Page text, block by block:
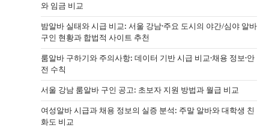
와 임금 비교
밤알바 실태와 시급 비교: 서울 강남·주요 도시의 야간/심야 알바
구인 현황과 합법적 사이트 추천
룸알바 구하기와 주의사항: 데이터 기반 시급 비교·채용 정보·안
전 수칙
서울 강남 룸알바 구인 공고: 초보자 지원 방법과 월급 비교
여성알바 시급과 채용 정보의 실증 분석: 주말 알바와 대학생 친
화도 비교